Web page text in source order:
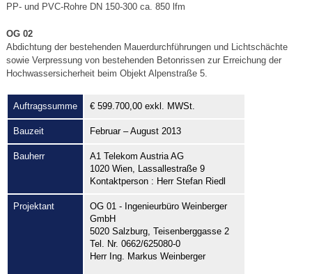
PP- und PVC-Rohre DN 150-300 ca. 850 lfm
OG 02
Abdichtung der bestehenden Mauerdurchführungen und Lichtschächte
sowie Verpressung von bestehenden Betonrissen zur Erreichung der
Hochwassersicherheit beim Objekt Alpenstraße 5.
Auftragssumme € 599.700,00 exkl. MWSt.
Bauzeit Februar – August 2013
Bauherr
A1 Telekom Austria AG
1020 Wien, Lassallestraße 9
Kontaktperson : Herr Stefan Riedl
Projektant
OG 01 - Ingenieurbüro Weinberger
GmbH
5020 Salzburg, Teisenberggasse 2
Tel. Nr. 0662/625080-0
Herr Ing. Markus Weinberger